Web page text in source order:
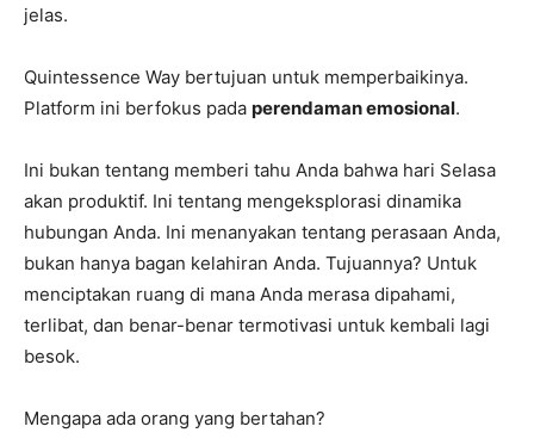
jelas.
Quintessence Way bertujuan untuk memperbaikinya.
Platform ini berfokus pada perendaman emosional.
Ini bukan tentang memberi tahu Anda bahwa hari Selasa
akan produktif. Ini tentang mengeksplorasi dinamika
hubungan Anda. Ini menanyakan tentang perasaan Anda,
bukan hanya bagan kelahiran Anda. Tujuannya? Untuk
menciptakan ruang di mana Anda merasa dipahami,
terlibat, dan benar-benar termotivasi untuk kembali lagi
besok.
Mengapa ada orang yang bertahan?